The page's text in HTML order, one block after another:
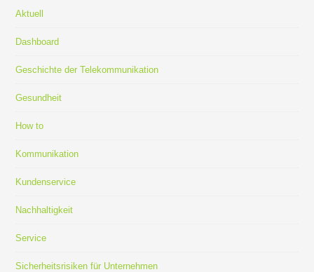
Aktuell
Dashboard
Geschichte der Telekommunikation
Gesundheit
How to
Kommunikation
Kundenservice
Nachhaltigkeit
Service
Sicherheitsrisiken für Unternehmen